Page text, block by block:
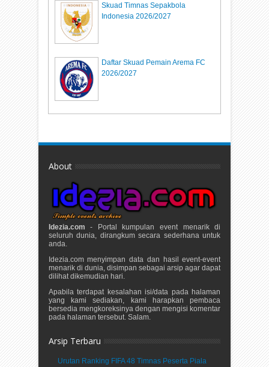
Skuad Timnas Sepakbola
Indonesia 2026/2027
Daftar Skuad Pemain Arema FC
2026/2027
About
Idezia.com - Portal kumpulan event menarik di
seluruh dunia, dirangkum secara sederhana untuk
anda.
Idezia.com menyimpan data dan hasil event-event
menarik di dunia, disimpan sebagai arsip agar dapat
dilihat dikemudian hari.
Apabila terdapat kesalahan isi/data pada halaman
yang kami sediakan, kami harapkan pembaca
bersedia mengkoreksinya dengan mengisi komentar
pada halaman tersebut. Salam.
Arsip Terbaru
Urutan Ranking FIFA 48 Timnas Peserta Piala